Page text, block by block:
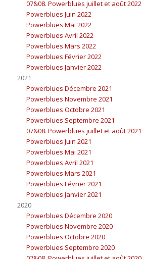
07&08. Powerblues juillet et août 2022
Powerblues Juin 2022
Powerblues Mai 2022
Powerblues Avril 2022
Powerblues Mars 2022
Powerblues Février 2022
Powerblues Janvier 2022
2021
Powerblues Décembre 2021
Powerblues Novembre 2021
Powerblues Octobre 2021
Powerblues Septembre 2021
07&08. Powerblues juillet et août 2021
Powerblues Juin 2021
Powerblues Mai 2021
Powerblues Avril 2021
Powerblues Mars 2021
Powerblues Février 2021
Powerblues Janvier 2021
2020
Powerblues Décembre 2020
Powerblues Novembre 2020
Powerblues Octobre 2020
Powerblues Septembre 2020